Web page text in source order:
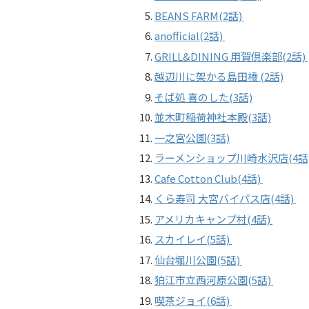
BEANS FARM(2話)
anofficial(2話)
GRILL&DINING 用賀倶楽部(2話)
越辺川に架かる島田橋 (2話)
そば処 喜のした(3話)
並木町稲荷神社本殿(3話)
一之宮公園(3話)
ラーメンショップ川崎水沢店(4
Cafe Cotton Club(4話)
くら寿司 大宮バイパス店(4話)
アメリカキャンプ村(4話)
スカイレイ(5話)
仙台堀川公園(5話)
狛江市立西河原公園(5話)
喫茶ジョイ(6話)